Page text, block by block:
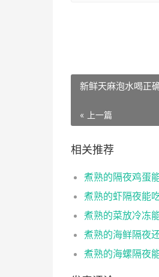
新鲜天麻泡水喝正
« 上一篇
相关推荐
煮熟的隔夜鸡蛋
煮熟的虾隔夜能